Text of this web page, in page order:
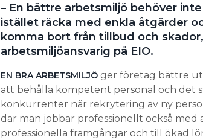
– En bättre arbetsmiljö behöver
istället räcka med enkla åtgärder
komma bort från tillbud och
arbetsmiljöansvarig på EIO.
EN BRA ARBETSMILJÖger företag bättre
att behålla kompetent personal och det
konkurrenter när rekrytering av ny
där man jobbar professionellt också med
professionella framgångar och till ökad